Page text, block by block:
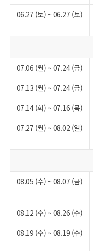
06.27 (토) ~ 06.27 (토)
07.06 (월) ~ 07.24 (금)
07.13 (월) ~ 07.24 (금)
07.14 (화) ~ 07.16 (목)
07.27 (월) ~ 08.02 (일)
08.05 (수) ~ 08.07 (금)
08.12 (수) ~ 08.26 (수)
08.19 (수) ~ 08.19 (수)